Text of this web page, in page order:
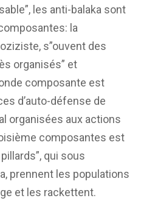
les anti-balaka sont
la
s”ouvent des
organisés” et
composante est
d’auto-défense de
organisées aux actions
composantes est
qui sous
prennent les populations
et les rackettent.